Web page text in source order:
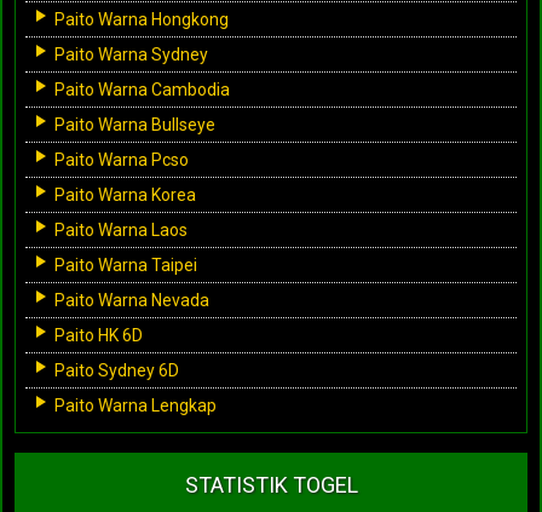
Paito Warna Hongkong
Paito Warna Sydney
Paito Warna Cambodia
Paito Warna Bullseye
Paito Warna Pcso
Paito Warna Korea
Paito Warna Laos
Paito Warna Taipei
Paito Warna Nevada
Paito HK 6D
Paito Sydney 6D
Paito Warna Lengkap
STATISTIK TOGEL